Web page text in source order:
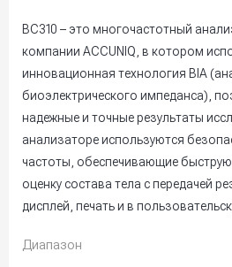
BC310 – это многочастотный
компании ACCUNIQ, в котором
инновационная технология BIA
биоэлектрического импеданса),
надежные и точные результаты
анализаторе используются
частоты, обеспечивающие
оценку состава тела с передачей
дисплей, печать и в
Диапазон